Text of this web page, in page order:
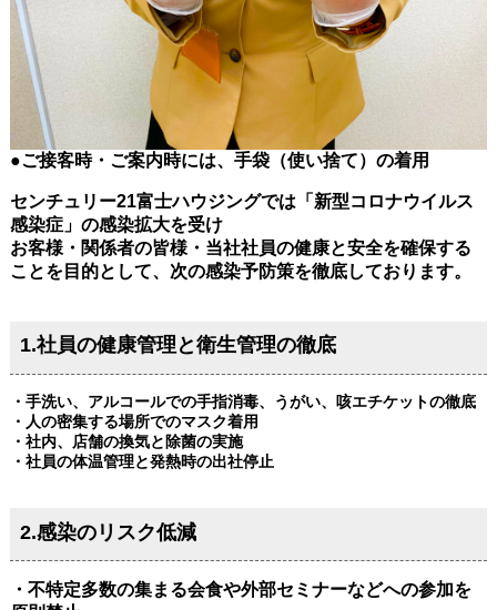
●ご接客時・ご案内時には、手袋（使い捨て）の着用
センチュリー21富士ハウジングでは「新型コロナウイルス
感染症」の感染拡大を受け
お客様・関係者の皆様・当社社員の健康と安全を確保する
ことを目的として、次の感染予防策を徹底しております。
1.社員の健康管理と衛生管理の徹底
・手洗い、アルコールでの手指消毒、うがい、咳エチケットの徹底
・人の密集する場所でのマスク着用
・社内、店舗の換気と除菌の実施
・社員の体温管理と発熱時の出社停止
2.感染のリスク低減
・不特定多数の集まる会食や外部セミナーなどへの参加を